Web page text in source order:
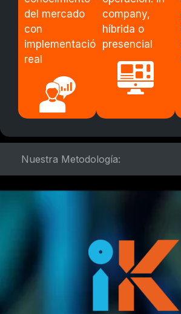
Nuestra Metodología:
del mercado
con
implementación
real
company,
híbrida o
presencial